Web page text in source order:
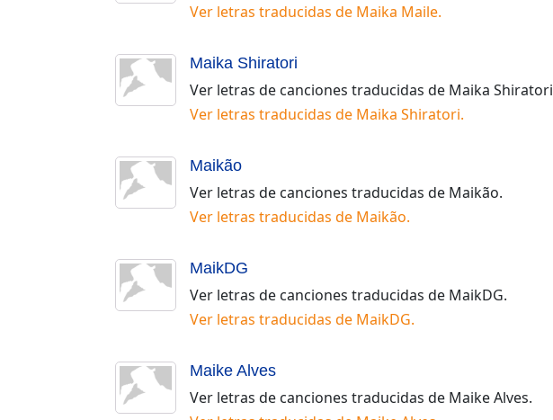
Ver letras traducidas de Maika Maile.
Maika Shiratori
Ver letras de canciones traducidas de Maika Shiratori
Ver letras traducidas de Maika Shiratori.
Maikão
Ver letras de canciones traducidas de Maikão.
Ver letras traducidas de Maikão.
MaikDG
Ver letras de canciones traducidas de MaikDG.
Ver letras traducidas de MaikDG.
Maike Alves
Ver letras de canciones traducidas de Maike Alves.